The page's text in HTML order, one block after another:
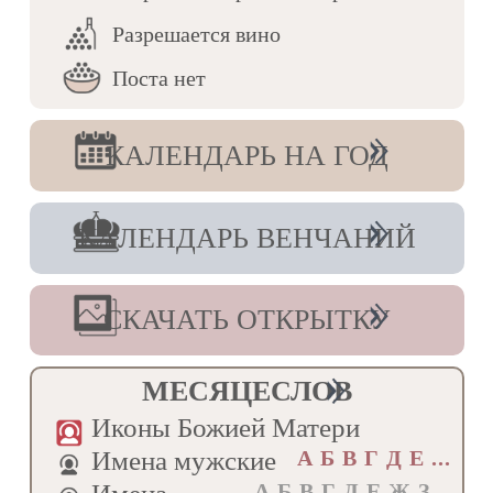
Разрешается вино
Поста нет
КАЛЕНДАРЬ НА ГОД
КАЛЕНДАРЬ ВЕНЧАНИЙ
СКАЧАТЬ ОТКРЫТКУ
МЕСЯЦЕСЛОВ
Иконы Божией Матери
А Б В Г Д E ...
Имена мужские
ересе́й пре́лесть/ и я́ко те́плый предста́тель к
Бо́гу// всем подае́т прегреше́ний проще́ние.
Величание
Ублажа́ем тя,/ преподо́бне о́тче Иоа́нне,/ и
чтим святу́ю па́мять твою́,/ наста́вниче
мона́хов/ и собесе́дниче а́нгелов.
Святителя Геннадия, архиепископа
Тропарь, глас 5
Уподо́бился еси́ дре́вним отце́м,/ святи́телю
о́тче Генна́дие,/ Свяще́нныя кни́ги собра́в и
еретики́ посрами́в,/ ре́вность по Бо́зе
показу́я, па́ству огради́л еси́,/ моли́ и ны́не
Христа́ Бо́га/ мир Це́ркви дарова́ти/ и
спасти́ся душа́м на́шим.
Кондак, глас 2
Ве́лия исправле́ния о церко́вном благоле́пии
явля́я,/ Правосла́вную ве́ру утверди́л еси́,/
святи́телю о́тче Генна́дие,/ не преста́й